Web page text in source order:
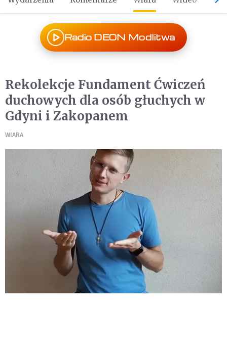
Radio DEON Modlitwa
Rekolekcje Fundament Ćwiczeń
duchowych dla osób głuchych w
Gdyni i Zakopanem
WIARA